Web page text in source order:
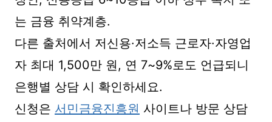
는 금융 취약계층.
다른 출처에서 저신용·저소득 근로자·자영업
자 최대 1,500만 원, 연 7~9%로도 언급되니
은행별 상담 시 확인하세요.
신청은 서민금융진흥원 사이트나 방문 상담